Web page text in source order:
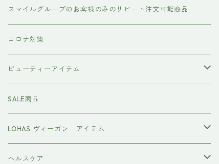
#イマヘア
the u （bihatsu）
トリートメント ヘアマスク（インバス）
流さないトリートメント（アウトバス）
#イマヘア
頭皮ケアアイテム
強髪
ダークニル
スタイリング剤
N .（エヌドット）
塩基性カラー剤
あおつぶ
スマイルグループのお客様のみのリピート注文可能商品
コロナ対策
ビューティーアイテム
MTG REFA
ヤーマン YAMAN
美容液
SALE商品
LOHAS ヴィーガン アイテム
ヴィーガン認証
ヘルスケア